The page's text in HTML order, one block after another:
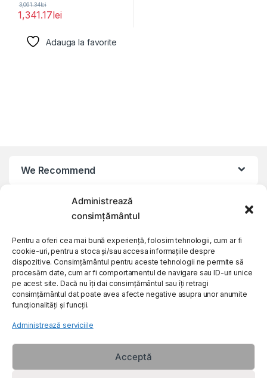
Administrează
consimțământul
Pentru a oferi cea mai bună experiență, folosim tehnologii, cum ar fi
cookie-uri, pentru a stoca și/sau accesa informațiile despre
dispozitive. Consimțământul pentru aceste tehnologii ne permite să
procesăm date, cum ar fi comportamentul de navigare sau ID-uri unice
pe acest site. Dacă nu îți dai consimțământul sau îți retragi
consimțământul dat poate avea afecte negative asupra unor anumite
funcționalități și funcții.
Administrează serviciile
Acceptă
1,341.17lei
3,061.34lei
Adauga la favorite
We Recommend
My Account
Customer Care
About Us